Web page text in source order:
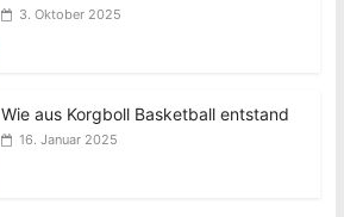
3. Oktober 2025
Wie aus Korgboll Basketball entstand
16. Januar 2025